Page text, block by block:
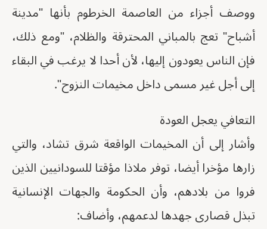
ووصف أجزاء من العاصمة الخرطوم بأنها "مدينة
أشباح" تعج بالمباني المحترقة والظلام، "ومع ذلك،
فإن الناس يعودون إليها، لأن أحدا لا يرغب في البقاء
إلى أجل غير مسمى داخل مخيمات النزوح".
التعافي يعجل العودة
وأشار إلى أن المخيمات الواقعة شرق تشاد، والتي
زارها مؤخرا أيضا، توفر ملاذا مؤقتا للسودانيين الذين
فروا من بلادهم، وأن الحكومة والجهات الإنسانية
تبذل قصارى جهدها لدعمهم، وأضاف: